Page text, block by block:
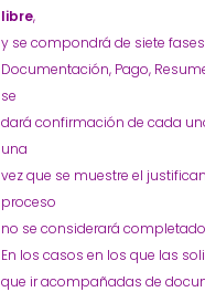
libre,
y se compondrá de siete
Documentación, Pago,
se
dará confirmación de cada
una
vez que se muestre el
proceso
no se considerará
En los casos en los que las
que ir acompañadas de